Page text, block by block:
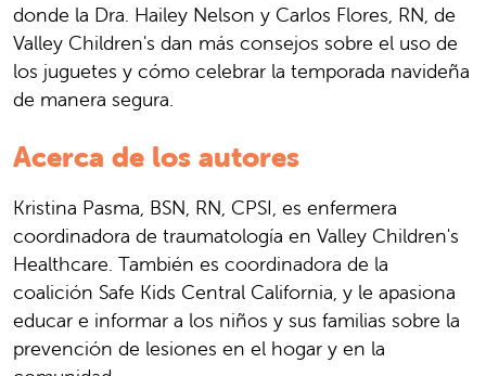
donde la Dra. Hailey Nelson y Carlos Flores, RN, de
Valley Children's dan más consejos sobre el uso de
los juguetes y cómo celebrar la temporada navideña
de manera segura.
Acerca de los autores
Kristina Pasma, BSN, RN, CPSI, es enfermera
coordinadora de traumatología en Valley Children's
Healthcare. También es coordinadora de la
coalición Safe Kids Central California, y le apasiona
educar e informar a los niños y sus familias sobre la
prevención de lesiones en el hogar y en la